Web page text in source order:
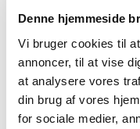
Denne hjemmeside
Vi bruger cookies til
annoncer, til at vise
at analysere vores
din brug af vores
for sociale medier,
Ejstrupholm i
10. maj
Kristi